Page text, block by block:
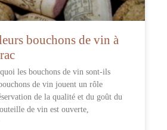
bouchons de vin à
les bouchons de vin sont-ils
de vin jouent un rôle
de la qualité et du goût du
de vin est ouverte,